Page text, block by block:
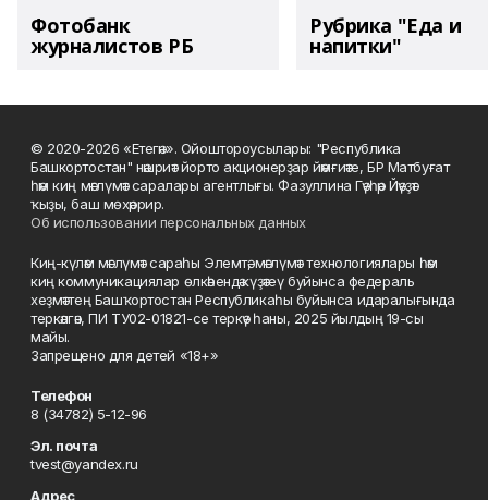
Фотобанк
журналистов РБ
Рубрика "Еда и
напитки"
© 2020-2026 «Етегән». Ойоштороусылары: "Республика
Башкортостан" нәшриәт йорто акционерҙар йәмғиәте, БР Матбуғат
һәм киң мәғлүмәт саралары агентлығы. Фазуллина Гәүһәр Йәүҙәт
ҡыҙы, баш мөхәррир.
Об использовании персональных данных
Киң-күләм мәғлүмәт сараһы Элемтә, мәғлүмәт технологиялары һәм
киң коммуникациялар өлкәһендә күҙәтеү буйынса федераль
хеҙмәттең Башҡортостан Республикаһы буйынса идаралығында
теркәлгән, ПИ ТУ02-01821-се теркәү һаны, 2025 йылдың 19-сы
майы.
Запрещено для детей «18+»
Телефон
8 (34782) 5-12-96
Эл. почта
tvest@yandex.ru
Адрес